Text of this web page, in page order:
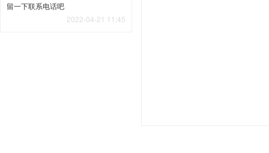
留一下联系电话吧
2022-04-21 11:45